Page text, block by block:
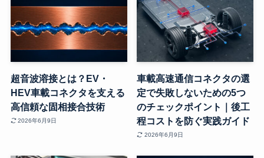
超音波溶接とは？EV・
HEV車載コネクタを支える
高信頼な固相接合技術
2026年6月9日
車載高速通信コネクタの選
定で失敗しないための5つ
のチェックポイント｜後工
程コストを防ぐ実践ガイド
2026年6月9日